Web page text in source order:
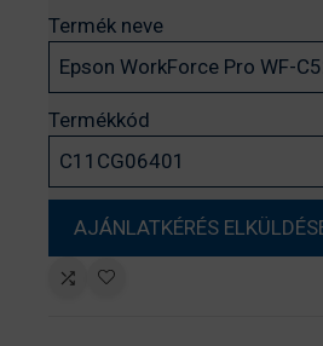
Termék neve
Termékkód